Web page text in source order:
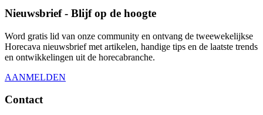
Nieuwsbrief - Blijf op de hoogte
Word gratis lid van onze community en ontvang de tweewekelijkse
Horecava nieuwsbrief met artikelen, handige tips en de laatste trends
en ontwikkelingen uit de horecabranche.
AANMELDEN
Contact